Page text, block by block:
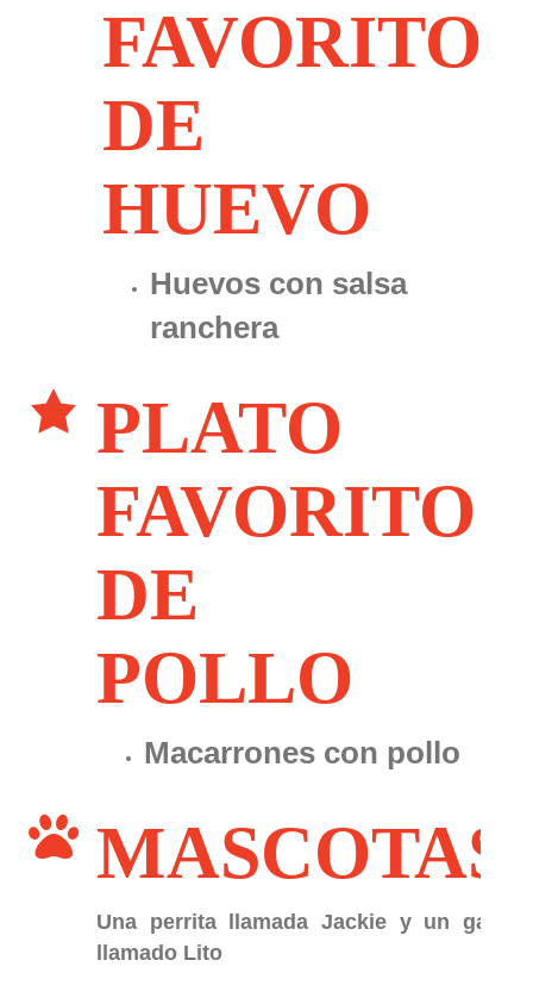
FAVORITO
DE
HUEVO
Huevos con salsa
ranchera
PLATO
FAVORITO
DE
POLLO
Macarrones con pollo
MASCOTAS
Una perrita llamada Jackie y un gato
llamado Lito